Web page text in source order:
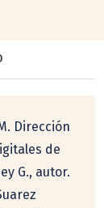
Dirección
de
G., autor.